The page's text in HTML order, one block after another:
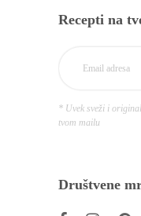
Recepti na
* Uvek sveži i
tvom mailu
Društvene